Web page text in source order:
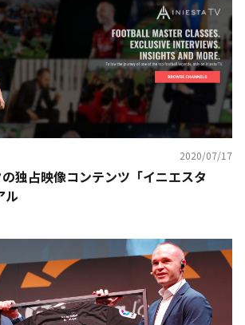
2020/07/17
独占映像コンテンツ「イニエスタ
ル